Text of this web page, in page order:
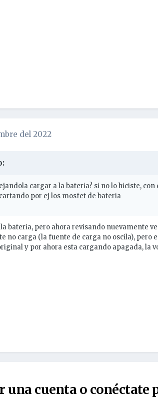
del 2022
cargar a la bateria? si no lo hiciste,
por ej los mosfet de bateria
bateria, pero ahora revisando nuevamente
no carga (la fuente de carga no oscila), pero
y por ahora esta cargando apagada, la
una cuenta o conéctate